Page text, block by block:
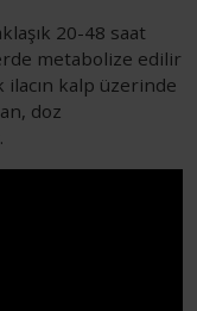
20-48 saat
metabolize edilir
ilacın kalp üzerinde
doz